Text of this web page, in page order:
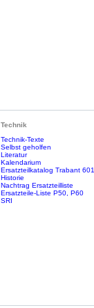
Technik
Technik-Texte
Selbst geholfen
Literatur
Kalendarium
Ersatzteilkatalog Trabant 601
Historie
Nachtrag Ersatzteilliste
Ersatzteile-Liste P50, P60
SRI